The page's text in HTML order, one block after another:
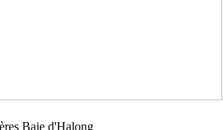
Baie d'Halong